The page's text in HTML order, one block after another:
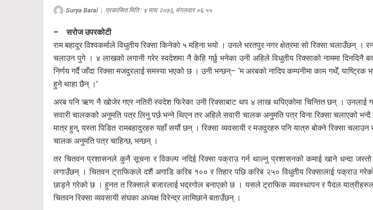
Surya Baral| प्रकासित मिति : ४ माघ २०७३, मंगलवार ०६:५५
– सरोज उपरकोटी
राम बहादुर विश्वकर्माले विधुतीय रिक्सा किनेको ५ महिना भयो । उनले भरतपुर नगर क्षेत्रमा सो रिक्सा चलाउँछन् ।
चलाउन पुगे । ४ लाखको लगानी गरेर स्वदेशमा नै केहि गर्छु भनेका उनी अहिले विधुतीय रिक्साको नाममा
निर्णय गर्दै जाँदा रिक्सा मजदुरलाई समस्या भएको छ । उनी भन्छन्– ‘म अरबको नादिप कम्पनीमा काम गर्थें,
हुने थाहा छैन् ।’
अरब पनि ऋण नै खोजेर गएर नतिरी स्वदेश फिरेका उनी रिक्साबाट थप ४ लाख थपिएकोमा चिन्तित छन् । उनलाई
सवारी चालकको अनुमति पत्र लिनु पर्छ भन्ने थिएन तर अहिले सवारी चालक अनुमति पत्र विना रिक्सा चलाएको
मात्र हुन्, यस्ता पिडित रामबहादुरहरु यहाँ सयौं छन् । रिक्सा व्यवसायी र मजदुरहरु पनि यात्रु बोक्ने रिक्सा
चालक अनुमति पत्र चाहिन्छ, भन्छन् ।
तर चितवन प्रशासनले कुनै सूचना र विकल्प नदिई रिक्सा पक्राउ गर्न थाल्नु प्रशासनको कमाई खाने धन्दा
लगाउँछन् । चितवन ट्राफिकले दशैं अगाडि करिब १०० र तिहार पछि करिब २५० विधुतीय रिक्सालाई पक्राउ
छाड्ने गरेको छ । हुनत त रिक्साले बजारलाई भद्रगोल बनाएको छ । यसले ट्राफिक व्यवस्थापन र पैदल
चितवन रिक्सा व्यवसायी संघका अध्यक्ष विरेन्द्र लामिछाने बताउँछन् ।